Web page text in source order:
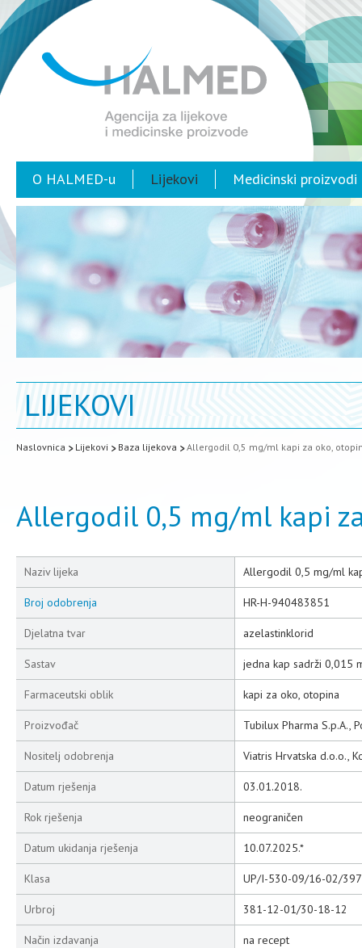
O HALMED-u Lijekovi Medicinski proizvodi
LIJEKOVI
Naslovnica Lijekovi Baza lijekova Allergodil 0,5 mg/ml kapi za oko,
Allergodil 0,5 mg/ml kapi
Naziv lijeka Allergodil 0,5 mg/ml
Broj odobrenja HR-H-940483851
Djelatna tvar azelastinklorid
Sastav jedna kap sadrži 0,015
Farmaceutski oblik kapi za oko, otopina
Proizvođač Tubilux Pharma S.p.A.,
Nositelj odobrenja Viatris Hrvatska d.o.o.,
Datum rješenja 03.01.2018.
Rok rješenja neograničen
Datum ukidanja rješenja 10.07.2025.*
Klasa UP/I-530-09/16-02/397
Urbroj 381-12-01/30-18-12
Način izdavanja na recept